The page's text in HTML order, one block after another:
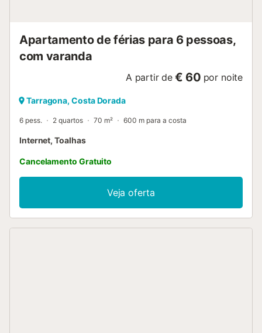
Apartamento de férias para 6 pessoas,
com varanda
A partir de € 60 por noite
Tarragona, Costa Dorada
6 pess. 2 quartos 70 m² 600 m para a costa
Internet, Toalhas
Cancelamento Gratuito
Veja oferta